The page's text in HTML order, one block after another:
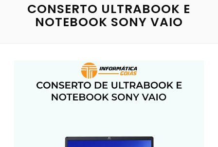
CONSERTO ULTRABOOK E
NOTEBOOK SONY VAIO